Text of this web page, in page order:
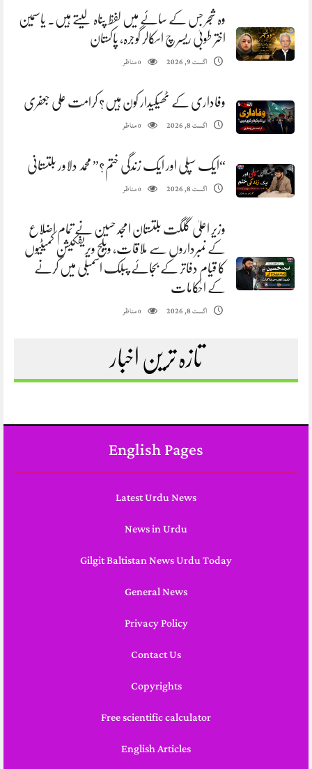
وہ شجر جس کے سائے میں لفظ پناہ لیتے ہیں. یاسمین
اختر طوبیٰ ریسرچ اسکالر گوجرہ، پاکستان
اگست 9, 2026 0مناظر
وفاداری کے ٹھیکیدار کون ہیں؟ کرامت علی جعفری
اگست 8, 2026 0مناظر
“ایک سپلی اور ایک زندگی ختم؟” محمد دلاور بلتستانی
اگست 8, 2026 0مناظر
وزیر اعلیٰ گلگت بلتستان امجد حسین نے تمام اضلاع
کے نمبرداروں سے ملاقات، ویلج ویریفکیشن کمیٹیوں
کا قیام دفاتر کے بجائے پبلک اسمبلی میں کرنے
کے احکامات
اگست 8, 2026 0مناظر
تازہ ترین اخبار
English Pages
Latest Urdu News
News in Urdu
Gilgit Baltistan News Urdu Today
General News
Privacy Policy
Contact Us
Copyrights
Free scientific calculator
English Articles